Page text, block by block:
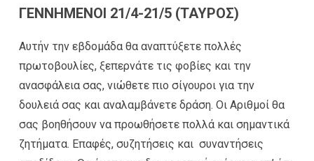
ΓΕΝΝΗΜΕΝΟΙ 21/4-21/5 (ΤΑΥΡΟΣ)
Αυτήν την εβδομάδα θα αναπτύξετε πολλές
πρωτοβουλίες, ξεπερνάτε τις φοβίες και την
ανασφάλεια σας, νιώθετε πιο σίγουροι για την
δουλειά σας και αναλαμβάνετε δράση. Οι Αριθμοί θα
σας βοηθήσουν να προωθήσετε πολλά και σημαντικά
ζητήματα. Επαφές, συζητήσεις και συναντήσεις